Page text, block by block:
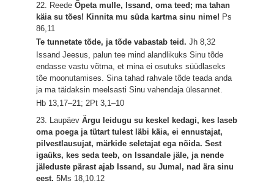
22. ReedeÕpeta mulle, Issand, oma teed; ma tahan
käia su tões! Kinnita mu süda kartma sinu nime! Ps
86,11
Te tunnetate tõde, ja tõde vabastab teid.Jh 8,32
Issand Jeesus, palun tee mind alandlikuks Sinu tõde
endasse vastu võtma, et mina ei osutuks süüdlaseks
tõe moonutamises. Sina tahad rahvale tõde teada anda
ja ma täidaksin meelsasti Sinu vahendaja ülesannet.
Hb 13,17–21; 2Pt 3,1–10
23. LaupäevÄrgu leidugu su keskel kedagi, kes laseb
oma poega ja tütart tulest läbi käia, ei ennustajat,
pilvestlausujat, märkide seletajat ega nõida. Sest
igaüks, kes seda teeb, on Issandale jäle, ja nende
jäleduste pärast ajab Issand, su Jumal, nad ära sinu
eest.5Ms 18,10.12